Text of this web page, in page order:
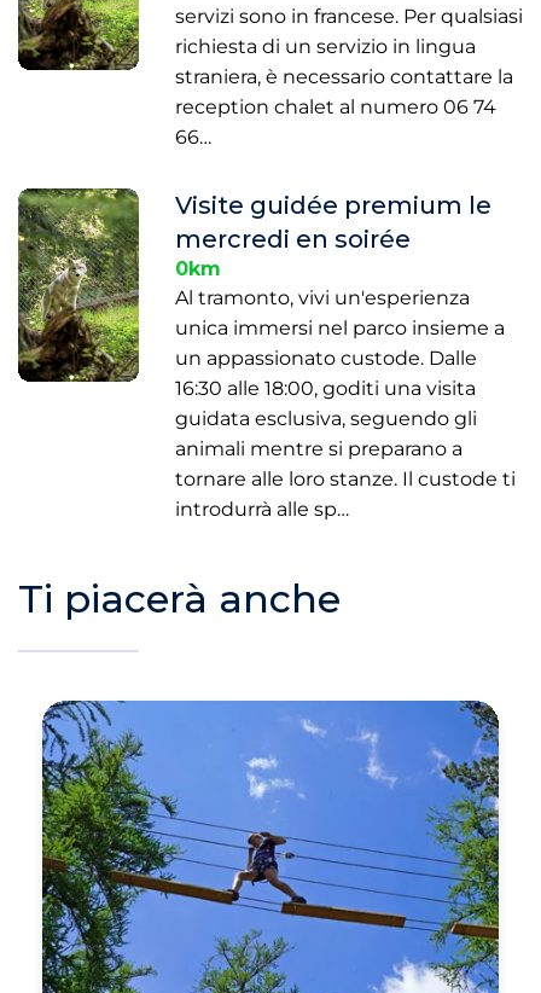
servizi sono in francese. Per qualsiasi
richiesta di un servizio in lingua
straniera, è necessario contattare la
reception chalet al numero 06 74
66…
Visite guidée premium le
mercredi en soirée
0km
Al tramonto, vivi un'esperienza
unica immersi nel parco insieme a
un appassionato custode. Dalle
16:30 alle 18:00, goditi una visita
guidata esclusiva, seguendo gli
animali mentre si preparano a
tornare alle loro stanze. Il custode ti
introdurrà alle sp…
Ti piacerà anche